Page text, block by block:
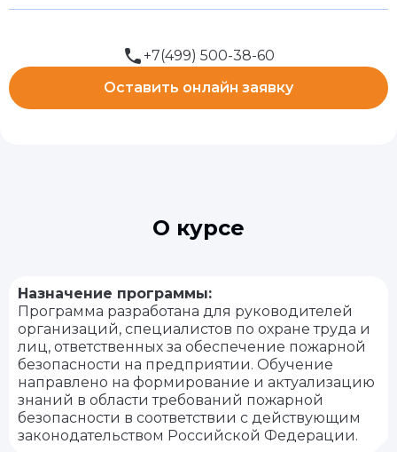
+7(499) 500-38-60
Оставить онлайн заявку
О курсе
Назначение программы:
Программа разработана для руководителей
организаций, специалистов по охране труда и
лиц, ответственных за обеспечение пожарной
безопасности на предприятии. Обучение
направлено на формирование и актуализацию
знаний в области требований пожарной
безопасности в соответствии с действующим
законодательством Российской Федерации.